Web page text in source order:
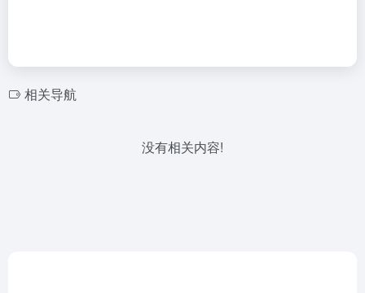
相关导航
没有相关内容!